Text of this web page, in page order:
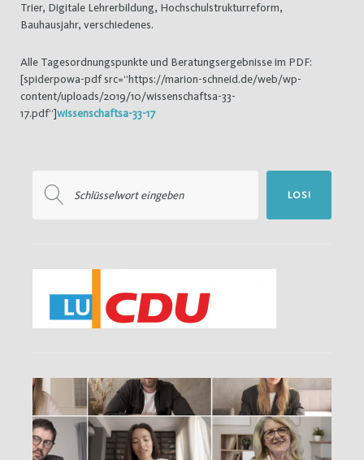
Trier, Digitale Lehrerbildung, Hochschulstrukturreform,
Bauhausjahr, verschiedenes.
Alle Tagesordnungspunkte und Beratungsergebnisse im PDF:
[spiderpowa-pdf src=“https://marion-schneid.de/web/wp-
content/uploads/2019/10/wissenschaftsa-33-
17.pdf“]wissenschaftsa-33-17
nach:
LOS!